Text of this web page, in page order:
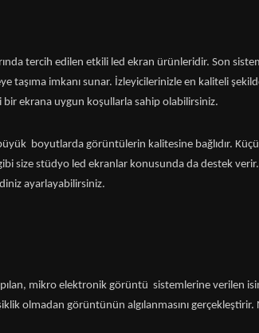
tercih edilen etkili led ekran ürünleridir. Son
taşıma imkanı sunar. İzleyicilerinizle en kaliteli
ekrana uygun koşullarla sahip olabilirsiniz.
boyutlarda görüntülerin kalitesine bağlıdır.
size stüdyo led ekranlar konusunda da destek
ayarlayabilirsiniz.
mikro elektronik görüntü sistemlerine verilen
olmadan görüntünün algılanmasını